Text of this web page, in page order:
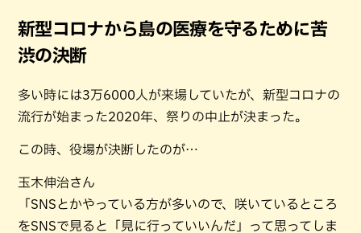
新型コロナから島の医療を守るために苦
渋の決断
多い時には3万6000人が来場していたが、新型コロナの
流行が始まった2020年、祭りの中止が決まった。
この時、役場が決断したのが…
玉木伸治さん
「SNSとかやっている方が多いので、咲いているところ
をSNSで見ると「見に行っていいんだ」って思ってしま